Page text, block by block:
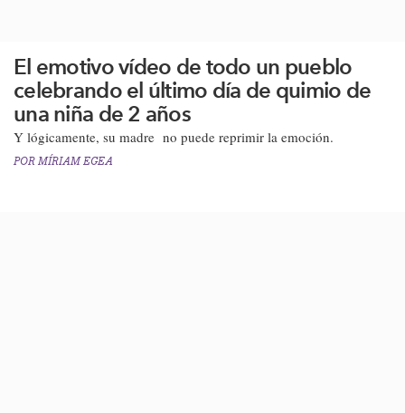
El emotivo vídeo de todo un pueblo
celebrando el último día de quimio de
una niña de 2 años
Y lógicamente, su madre no puede reprimir la emoción.
POR MÍRIAM EGEA